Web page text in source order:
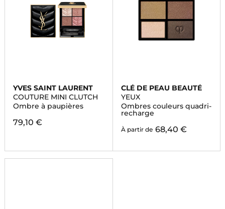
YVES SAINT LAURENT
COUTURE MINI CLUTCH
Ombre à paupières
79,10 €
CLÉ DE PEAU BEAUTÉ
YEUX
Ombres couleurs quadri-
recharge
À partir de 68,40 €